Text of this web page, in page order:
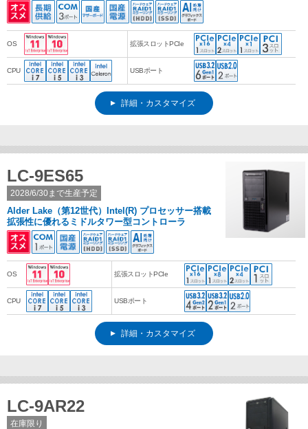
OS 拡張スロットPCIe
CPU USBポート
詳細・カスタマイズ
LC-9ES65
2028/6/30まで生産予定
Alder Lake（第12世代）Intel(R) プロセッサー搭載
拡張性に優れるミドルタワー型コントローラ
OS 拡張スロットPCIe
CPU USBポート
詳細・カスタマイズ
LC-9AR22
在庫限り